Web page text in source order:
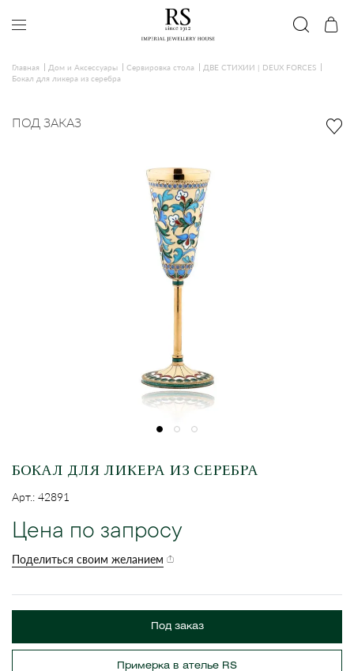
Главная Дом и Аксессуары Сервировка стола
ДВЕ СТИХИИ | DEUX FORCES
Бокал для ликера из серебра
ПОД ЗАКАЗ
БОКАЛ ДЛЯ ЛИКЕРА ИЗ СЕРЕБРА
Арт.: 42891
Цена по запросу
Поделиться своим желанием
Под заказ
Примерка в ателье RS